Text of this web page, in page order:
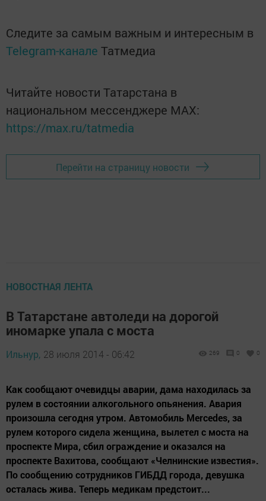
Следите за самым важным и интересным в
Telegram-канале Татмедиа
Читайте новости Татарстана в
национальном мессенджере MАХ:
https://max.ru/tatmedia
Перейти на страницу новости
НОВОСТНАЯ ЛЕНТА
В Татарстане автоледи на дорогой
иномарке упала с моста
Ильнур, 28 июля 2014 - 06:42 269 0 0
Как сообщают очевидцы аварии, дама находилась за
рулем в состоянии алкогольного опьянения. Авария
произошла сегодня утром. Автомобиль Mercedes, за
рулем которого сидела женщина, вылетел с моста на
проспекте Мира, сбил ограждение и оказался на
проспекте Вахитова, сообщают «Челнинские известия».
По сообщению сотрудников ГИБДД города, девушка
осталась жива. Теперь медикам предстоит...